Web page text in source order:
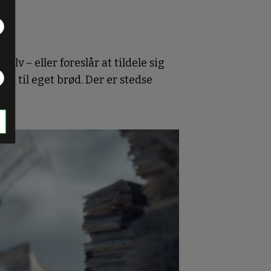
– eller foreslår at tildele sig
til eget brød. Der er stedse